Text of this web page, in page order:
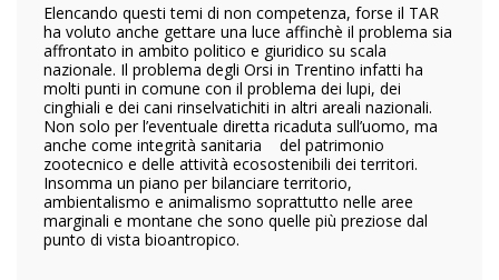
Elencando questi temi di non competenza, forse il TAR
ha voluto anche gettare una luce affinchè il problema sia
affrontato in ambito politico e giuridico su scala
nazionale. Il problema degli Orsi in Trentino infatti ha
molti punti in comune con il problema dei lupi, dei
cinghiali e dei cani rinselvatichiti in altri areali nazionali.
Non solo per l’eventuale diretta ricaduta sull’uomo, ma
anche come integrità sanitaria del patrimonio
zootecnico e delle attività ecosostenibili dei territori.
Insomma un piano per bilanciare territorio,
ambientalismo e animalismo soprattutto nelle aree
marginali e montane che sono quelle più preziose dal
punto di vista bioantropico.